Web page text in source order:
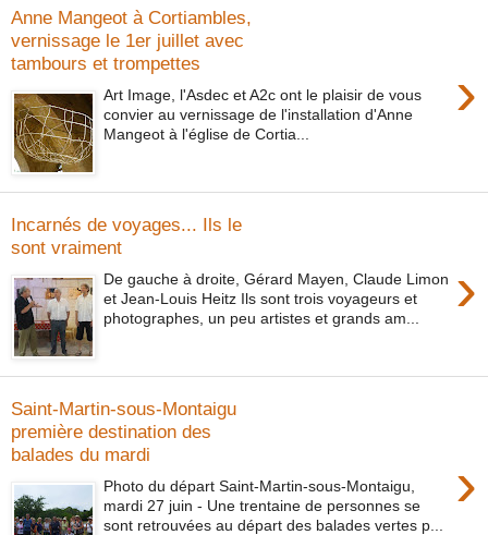
Anne Mangeot à Cortiambles,
vernissage le 1er juillet avec
tambours et trompettes
›
Art Image, l'Asdec et A2c ont le plaisir de vous
convier au vernissage de l'installation d'Anne
Mangeot à l'église de Cortia...
Incarnés de voyages... Ils le
sont vraiment
›
De gauche à droite, Gérard Mayen, Claude Limon
et Jean-Louis Heitz Ils sont trois voyageurs et
photographes, un peu artistes et grands am...
Saint-Martin-sous-Montaigu
première destination des
balades du mardi
›
Photo du départ Saint-Martin-sous-Montaigu,
mardi 27 juin - Une trentaine de personnes se
sont retrouvées au départ des balades vertes p...